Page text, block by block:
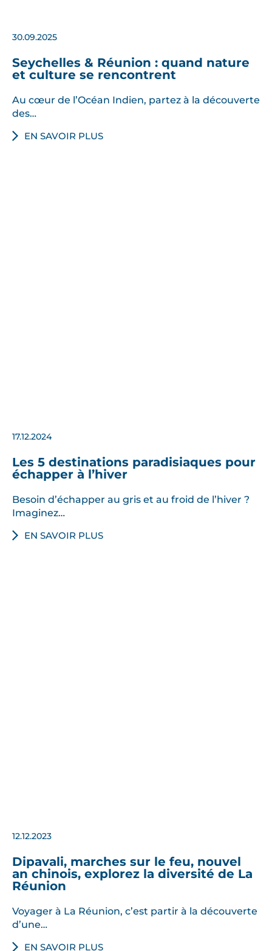
30.09.2025
Seychelles & Réunion : quand nature
et culture se rencontrent
Au cœur de l’Océan Indien, partez à la découverte
des…
EN SAVOIR PLUS
17.12.2024
Les 5 destinations paradisiaques pour
échapper à l’hiver
Besoin d’échapper au gris et au froid de l’hiver ?
Imaginez…
EN SAVOIR PLUS
12.12.2023
Dipavali, marches sur le feu, nouvel
an chinois, explorez la diversité de La
Réunion
Voyager à La Réunion, c’est partir à la découverte
d’une…
EN SAVOIR PLUS